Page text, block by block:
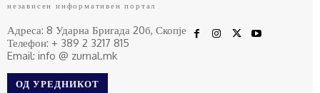
независен информативен портал
Адреса: 8 Ударна Бригада 20б, Скопје
Телефон: + 389 2 3217 815
Email: info @ zurnal.mk
ОД УРЕДНИКОТ